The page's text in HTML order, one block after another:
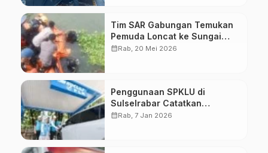
Tim SAR Gabungan Temukan
Pemuda Loncat ke Sungai
Pampang Makassar
calendar_monthRab, 20 Mei 2026
Penggunaan SPKLU di
Sulselrabar Catatkan
Kenaikan Tiga Kali Lipat di
calendar_monthRab, 7 Jan 2026